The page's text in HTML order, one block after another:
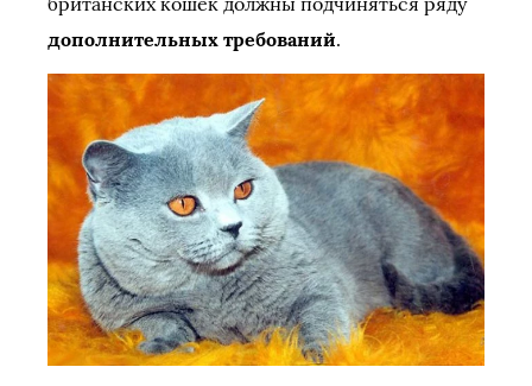
дополнительных требований.